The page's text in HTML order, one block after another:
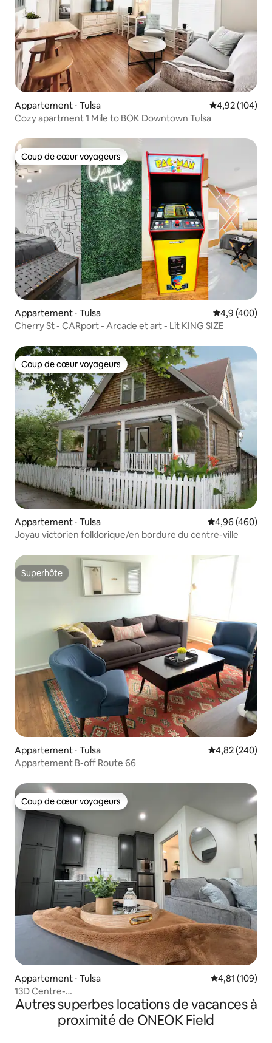
Appartement ⋅ Tulsa Évaluation
4,92 (104)
Cozy apartment 1 Mile to BOK Downtown Tulsa
Coup de cœur voyageurs
Coup de cœur voyageurs
Appartement ⋅ Tulsa Évaluation
4,9 (400)
Cherry St - CARport - Arcade et art - Lit KING SIZE
Coup de cœur voyageurs
Coup de cœur voyageurs
Appartement ⋅ Tulsa Évaluation
4,96 (460)
Joyau victorien folklorique/en bordure du centre-ville
Superhôte
Superhôte
Appartement ⋅ Tulsa Évaluation
4,82 (240)
Appartement B-off Route 66
Coup de cœur voyageurs
Coup de cœur voyageurs
Appartement ⋅ Tulsa Évaluation
4,81 (109)
13D Centre-
ville/BOK/OSUMed/GatheringP/OsageCasino/BMX
Autres superbes locations de vacances à
proximité de ONEOK Field